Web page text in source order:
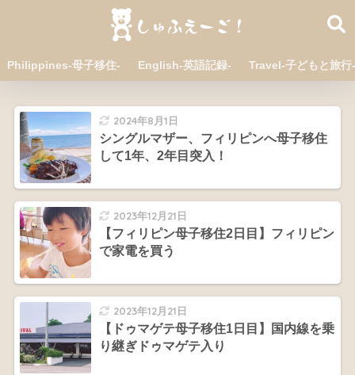
Philippines-母子移住- English-英語記録- Travel-子どもと旅行-
2024年8月1日
シングルマザー、フィリピンへ母子移住
して1年、2年目突入！
2023年12月21日
【フィリピン母子移住2日目】フィリピン
で家電を買う
2023年12月21日
【ドゥマゲテ母子移住1日目】国内線を乗
り継ぎドゥマゲテ入り